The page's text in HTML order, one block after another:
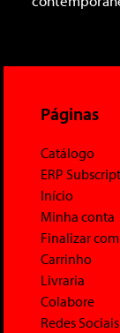
Páginas
Catálogo
ERP
Início
Minha conta
Finalizar
Carrinho
Livraria
Colabore
Redes Sociais